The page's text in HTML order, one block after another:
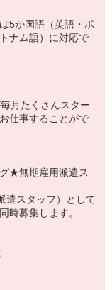
5か国語（英語・ポ
ナム語）に対応で
月たくさんスター
仕事することがで
★無期雇用派遣ス
遣スタッフ）として
時募集します。